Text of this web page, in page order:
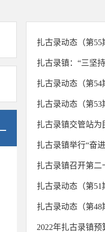
扎古录动态（第55
扎古录镇：“三坚
扎古录动态（第54
扎古录动态（第53
扎古录镇交管站为
扎古录镇举行“奋
扎古录镇召开第
扎古录动态（第51
扎古录动态（第48
2022年扎古录镇预